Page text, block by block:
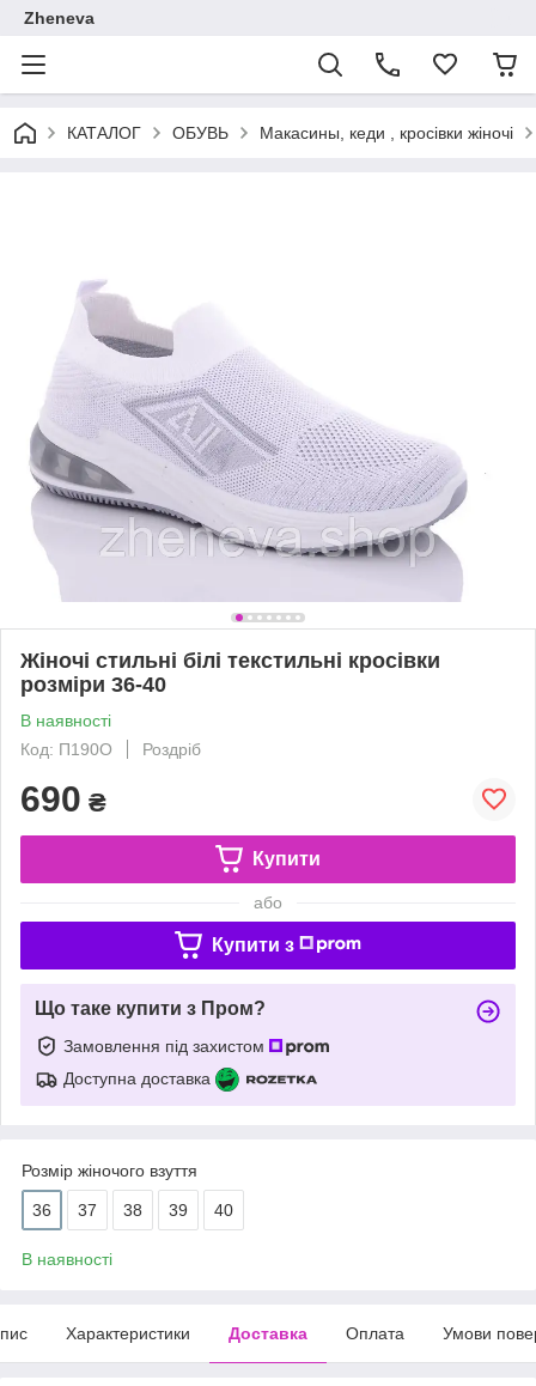
Zheneva
КАТАЛОГ ОБУВЬ Макасины, кеди , кросівки жіночі
Жіночі стильні білі текстильні кросівки
розміри 36-40
В наявності
Код: П190О
Роздріб
690 ₴
Купити
або
Купити з
Що таке купити з Пром?
Замовлення під захистом
Доступна доставка
Розмір жіночого взуття
36 37 38 39 40
В наявності
Характеристики Доставка Оплата Умови